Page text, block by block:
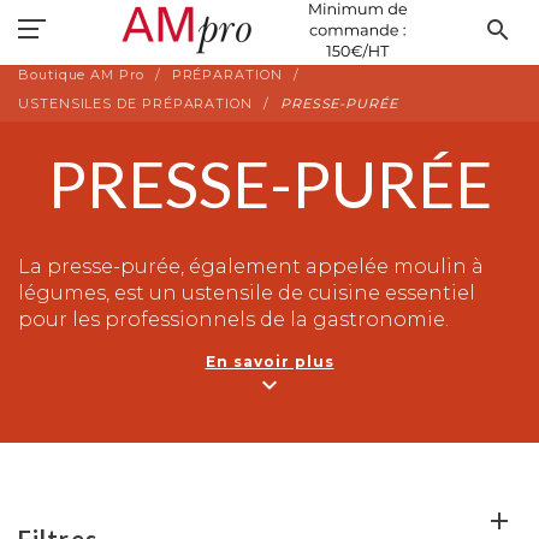
search
Boutique AM Pro
PRÉPARATION
USTENSILES DE PRÉPARATION
PRESSE-PURÉE
PRESSE-PURÉE
La presse-purée, également appelée moulin à
légumes, est un ustensile de cuisine essentiel
pour les professionnels de la gastronomie.
légumes cuits, elle permet de transformer
purées maison ou des sauces crémeuses. En plus
En savoir plus
expand_more